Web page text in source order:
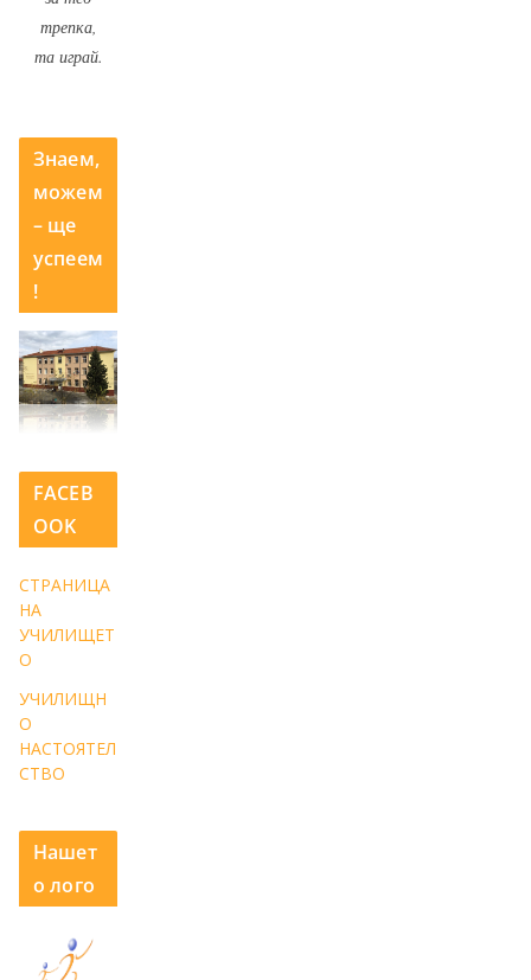
трепка,
та играй.
Знаем,
можем
– ще
успеем
!
FACEB
OOK
СТРАНИЦА
НА
УЧИЛИЩЕТ
О
УЧИЛИЩН
О
НАСТОЯТЕЛ
СТВО
Нашет
о лого